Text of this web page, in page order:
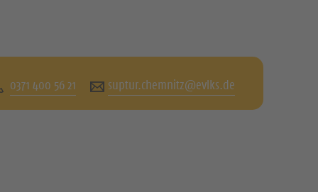
0371 400 56 21 suptur.chemnitz@evlks.de